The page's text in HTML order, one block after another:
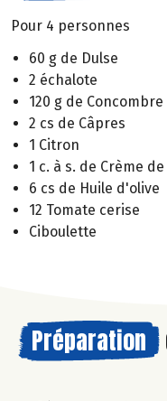
Pour 4 personnes
60 g de Dulse
2 échalote
120 g de Concombre
2 cs de Câpres
1 Citron
1 c. à s. de Crème
6 cs de Huile d'olive
12 Tomate cerise
Ciboulette
Préparation